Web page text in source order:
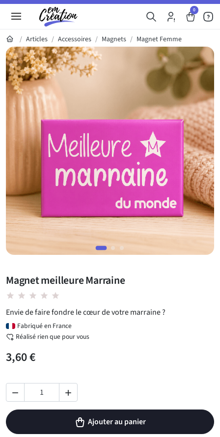
0
Articles Accessoires Magnets Magnet Femme
Galerie du produit
Magnet meilleure Marraine
star star star star star
Envie de faire fondre le cœur de votre marraine ?
Fabriqué en France
Réalisé rien que pour vous
3,60 €
 
Ajouter au panier